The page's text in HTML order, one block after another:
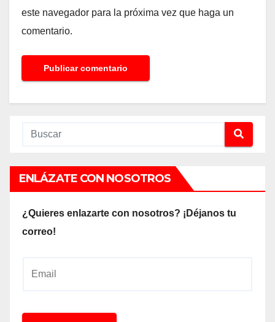
este navegador para la próxima vez que haga un
comentario.
ENLÁZATE CON NOSOTROS
¿Quieres enlazarte con nosotros? ¡Déjanos tu
correo!